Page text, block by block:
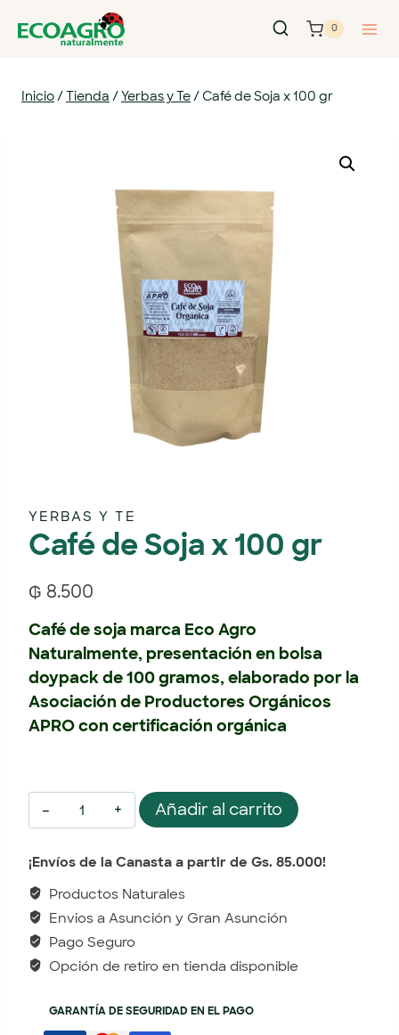
0
Inicio/Tienda /Yerbas y Te/Café de Soja x 100 gr
YERBAS Y TE
Café de Soja x 100 gr
₲ 8.500
Café de soja marca Eco Agro
Naturalmente, presentación en bolsa
doypack de 100 gramos, elaborado por la
Asociación de Productores Orgánicos
APRO con certificación orgánica
Añadir al carrito
¡Envíos de la Canasta a partir de Gs. 85.000!
Productos Naturales
Envios a Asunción y Gran Asunción
Pago Seguro
Opción de retiro en tienda disponible
GARANTÍA DE SEGURIDAD EN EL PAGO